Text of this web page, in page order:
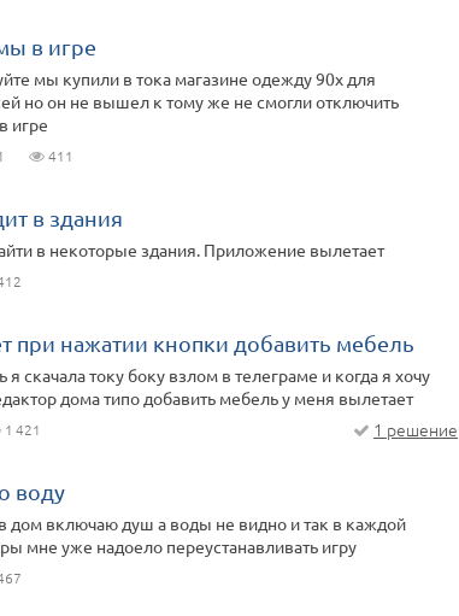
в игре
мы купили в тока магазине одежду 90х для
но он не вышел к тому же не смогли отключить
игре
411
в здания
в некоторые здания. Приложение вылетает
при нажатии кнопки добавить мебель
я скачала току боку взлом в телеграме и когда я хочу
дома типо добавить мебель у меня вылетает
1 421 1 решение
воду
дом включаю душ а воды не видно и так в каждой
мне уже надоело переустанавливать игру